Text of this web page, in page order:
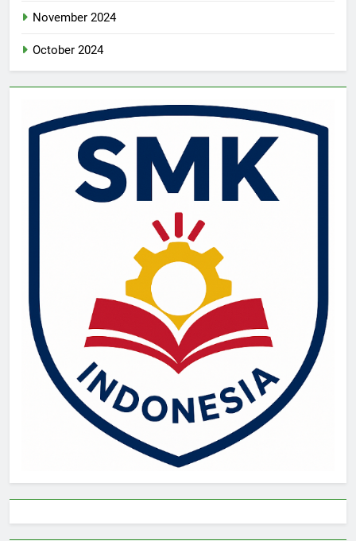
November 2024
October 2024